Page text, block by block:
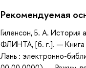
Рекомендуемая
Гиленсон, Б. А. История
ФЛИНТА, [б. г.]. —
Лань : электронно-